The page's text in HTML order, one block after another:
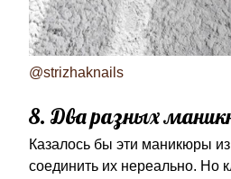
@strizhaknails
8. Два разных
Казалось бы эти маникюры
соединить их нереально. Но